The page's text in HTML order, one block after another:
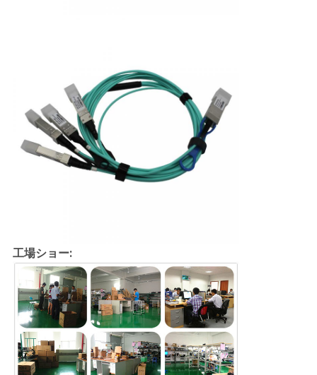
工場ショー: